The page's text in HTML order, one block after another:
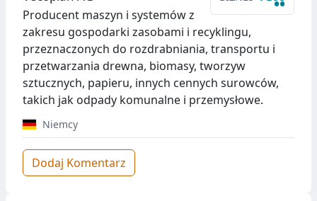
Producent maszyn i systemów z
zakresu gospodarki zasobami i recyklingu,
przeznaczonych do rozdrabniania, transportu i
przetwarzania drewna, biomasy, tworzyw
sztucznych, papieru, innych cennych surowców,
takich jak odpady komunalne i przemysłowe.
Niemcy
Dodaj Komentarz